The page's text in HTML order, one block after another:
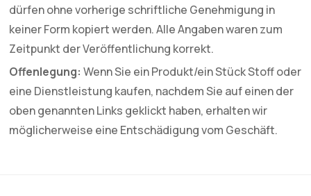
dürfen ohne vorherige schriftliche Genehmigung in
keiner Form kopiert werden. Alle Angaben waren zum
Zeitpunkt der Veröffentlichung korrekt.
Offenlegung: Wenn Sie ein Produkt/ein Stück Stoff oder
eine Dienstleistung kaufen, nachdem Sie auf einen der
oben genannten Links geklickt haben, erhalten wir
möglicherweise eine Entschädigung vom Geschäft.